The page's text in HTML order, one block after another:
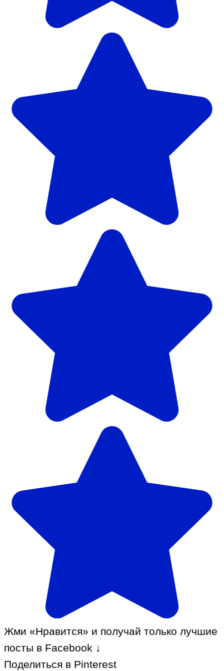
Жми «Нравится» и получай только лучшие
посты в Facebook ↓
Поделиться в Pinterest